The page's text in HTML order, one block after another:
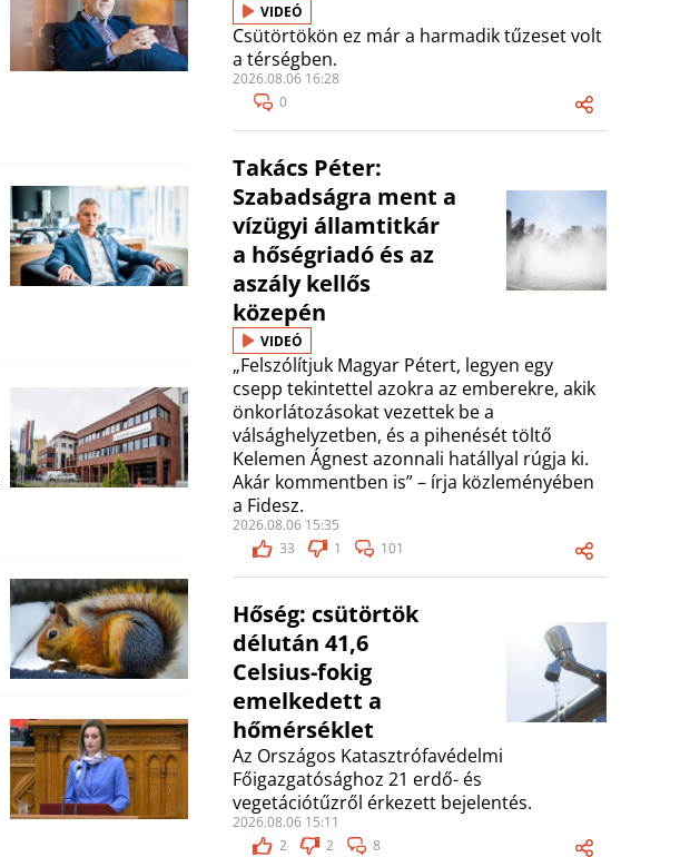
VIDEÓ
Csütörtökön ez már a harmadik tűzeset volt
a térségben.
2026.08.06 16:28
0
Takács Péter:
Szabadságra ment a
vízügyi államtitkár
a hőségriadó és az
aszály kellős
közepén
VIDEÓ
„Felszólítjuk Magyar Pétert, legyen egy
csepp tekintettel azokra az emberekre, akik
önkorlátozásokat vezettek be a
válsághelyzetben, és a pihenését töltő
Kelemen Ágnest azonnali hatállyal rúgja ki.
Akár kommentben is” – írja közleményében
a Fidesz.
2026.08.06 15:35
33
1 101
Hőség: csütörtök
délután 41,6
Celsius-fokig
emelkedett a
hőmérséklet
Az Országos Katasztrófavédelmi
Főigazgatósághoz 21 erdő- és
vegetációtűzről érkezett bejelentés.
2026.08.06 15:11
2
2 8